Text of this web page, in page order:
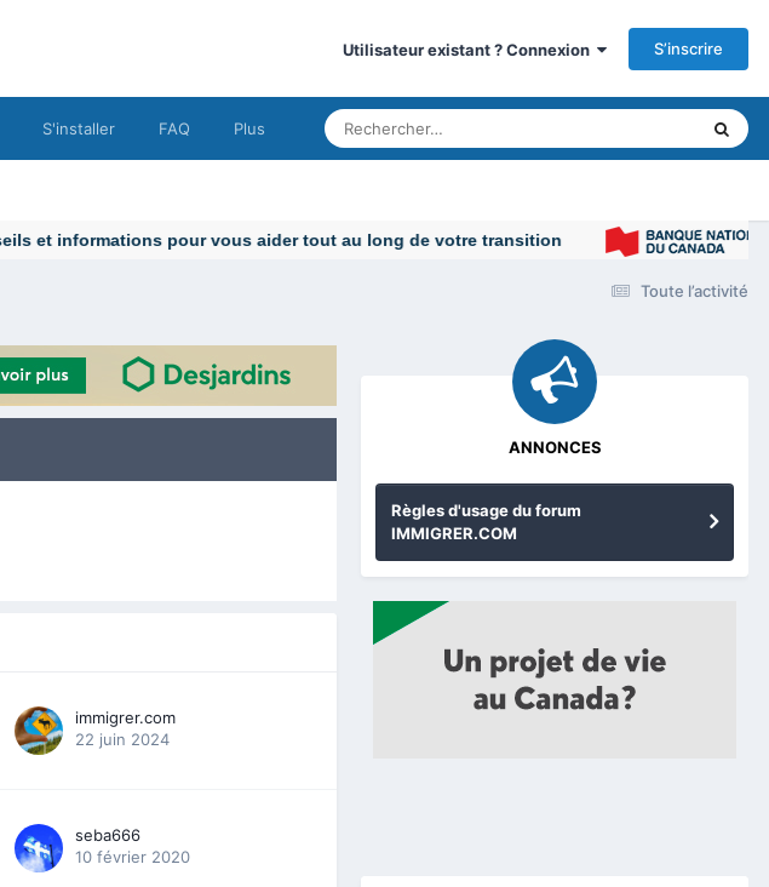
Utilisateur existant ? Connexion S’inscrire
S'installer FAQ Plus
Toute l’activité
immigrer.com
22 juin 2024
seba666
10 février 2020
ANNONCES
Règles d'usage du forum
IMMIGRER.COM